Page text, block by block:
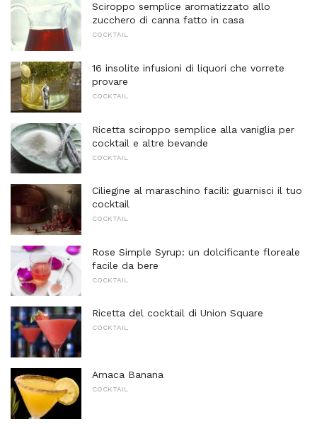
Sciroppo semplice aromatizzato allo
zucchero di canna fatto in casa
COCKTAIL
16 insolite infusioni di liquori che vorrete
provare
COCKTAIL
Ricetta sciroppo semplice alla vaniglia per
cocktail e altre bevande
COCKTAIL
Ciliegine al maraschino facili: guarnisci il tuo
cocktail
COCKTAIL
Rose Simple Syrup: un dolcificante floreale
facile da bere
COCKTAIL
Ricetta del cocktail di Union Square
COCKTAIL
Amaca Banana
COCKTAIL